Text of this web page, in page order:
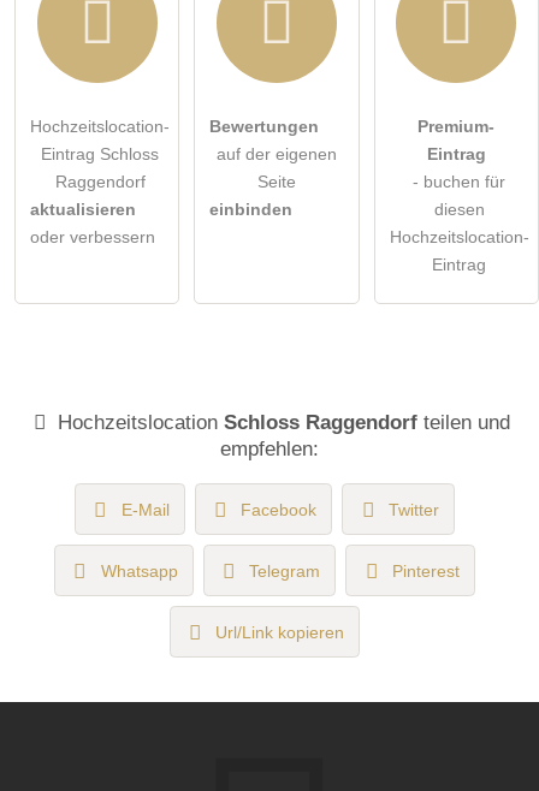
Hochzeitslocation-
Eintrag Schloss
Raggendorf
aktualisieren
oder verbessern
Bewertungen
auf der eigenen
Seite
einbinden
Premium-
Eintrag
- buchen für
diesen
Hochzeitslocation-
Eintrag
Hochzeitslocation Schloss Raggendorfteilen und
empfehlen:
E-Mail Facebook Twitter
Whatsapp Telegram Pinterest
Url/Link kopieren